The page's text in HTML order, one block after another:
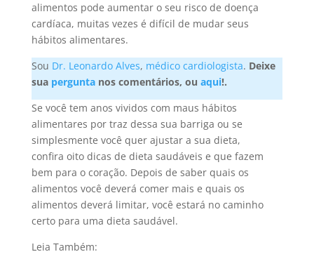
alimentos pode aumentar o seu risco de doença
cardíaca, muitas vezes é difícil de mudar seus
hábitos alimentares.
Sou Dr. Leonardo Alves, médico cardiologista. Deixe
sua perguntanos comentários, ou aqui!.
Se você tem anos vividos com maus hábitos
alimentares por traz dessa sua barriga ou se
simplesmente você quer ajustar a sua dieta,
confira oito dicas de dieta saudáveis e que fazem
bem para o coração. Depois de saber quais os
alimentos você deverá comer mais e quais os
alimentos deverá limitar, você estará no caminho
certo para uma dieta saudável.
Leia Também: